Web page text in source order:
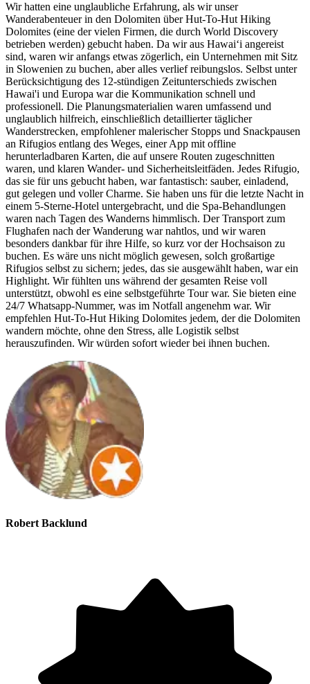
Wir hatten eine unglaubliche Erfahrung, als wir unser
Wanderabenteuer in den Dolomiten über Hut-To-Hut Hiking
Dolomites (eine der vielen Firmen, die durch World Discovery
betrieben werden) gebucht haben. Da wir aus Hawai‘i angereist
sind, waren wir anfangs etwas zögerlich, ein Unternehmen mit Sitz
in Slowenien zu buchen, aber alles verlief reibungslos. Selbst unter
Berücksichtigung des 12-stündigen Zeitunterschieds zwischen
Hawai'i und Europa war die Kommunikation schnell und
professionell. Die Planungsmaterialien waren umfassend und
unglaublich hilfreich, einschließlich detaillierter täglicher
Wanderstrecken, empfohlener malerischer Stopps und Snackpausen
an Rifugios entlang des Weges, einer App mit offline
herunterladbaren Karten, die auf unsere Routen zugeschnitten
waren, und klaren Wander- und Sicherheitsleitfäden. Jedes Rifugio,
das sie für uns gebucht haben, war fantastisch: sauber, einladend,
gut gelegen und voller Charme. Sie haben uns für die letzte Nacht in
einem 5-Sterne-Hotel untergebracht, und die Spa-Behandlungen
waren nach Tagen des Wanderns himmlisch. Der Transport zum
Flughafen nach der Wanderung war nahtlos, und wir waren
besonders dankbar für ihre Hilfe, so kurz vor der Hochsaison zu
buchen. Es wäre uns nicht möglich gewesen, solch großartige
Rifugios selbst zu sichern; jedes, das sie ausgewählt haben, war ein
Highlight. Wir fühlten uns während der gesamten Reise voll
unterstützt, obwohl es eine selbstgeführte Tour war. Sie bieten eine
24/7 Whatsapp-Nummer, was im Notfall angenehm war. Wir
empfehlen Hut-To-Hut Hiking Dolomites jedem, der die Dolomiten
wandern möchte, ohne den Stress, alle Logistik selbst
herauszufinden. Wir würden sofort wieder bei ihnen buchen.
Robert Backlund